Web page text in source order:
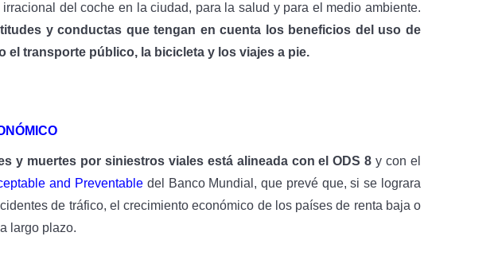
del coche en la ciudad, para la salud y para el medio ambiente.
y conductas que tengan en cuenta los beneficios del uso de
transporte público, la bicicleta y los viajes a pie.
y muertes por siniestros viales está alineada con el ODS 8 y con el
and Preventable del Banco Mundial, que prevé que, si se lograra
de tráfico, el crecimiento económico de los países de renta baja o
largo plazo.